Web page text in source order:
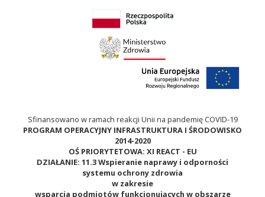
Sfinansowano w ramach reakcji Unii na pandemię COVID-19
PROGRAM OPERACYJNY INFRASTRUKTURA I ŚRODOWISKO
2014-2020
OŚ PRIORYTETOWA: XI REACT - EU
DZIAŁANIE: 11.3 Wspieranie naprawy i odporności
systemu ochrony zdrowia
w zakresie
wsparcia podmiotów funkcjonujących w obszarze